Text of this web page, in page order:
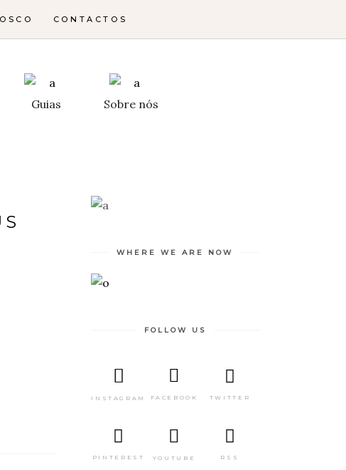
CONTACTOS
Guias Sobre nós
WHERE WE ARE NOW
FOLLOW US
INSTAGRAM FACEBOOK TWITTER
PINTEREST YOUTUBE RSS